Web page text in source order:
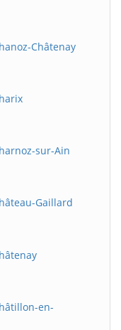
Châtenay
sur-Ain
Gaillard
en-